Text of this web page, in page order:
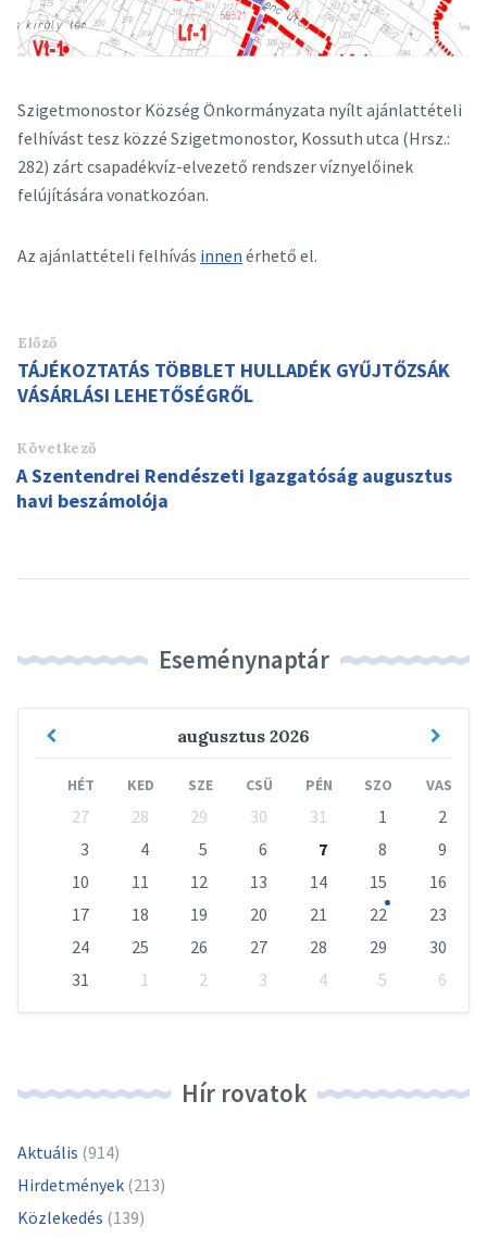
Szigetmonostor Község Önkormányzata nyílt ajánlattételi
felhívást tesz közzé Szigetmonostor, Kossuth utca (Hrsz.:
282) zárt csapadékvíz-elvezető rendszer víznyelőinek
felújítására vonatkozóan.
Az ajánlattételi felhívás innen érhető el.
Előző
TÁJÉKOZTATÁS TÖBBLET HULLADÉK GYŰJTŐZSÁK
VÁSÁRLÁSI LEHETŐSÉGRŐL
Következő
A Szentendrei Rendészeti Igazgatóság augusztus
havi beszámolója
Eseménynaptár
augusztus 2026
Previous
HÉT KED SZE CSÜ PÉN SZO VAS
calendar
27 28 29 30 31 1
2
3
4 5 6 7 8
9
10
11 12 13 14 15
16
17
18 19 20 21 22
23
24
25 26 27 28 29
30
31
1 2 3 4 5
6
Hír rovatok
Aktuális (914)
Hirdetmények (213)
Közlekedés (139)